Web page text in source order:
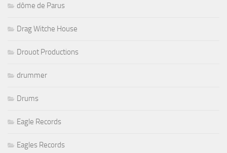
dôme de Parus
Drag Witche House
Drouot Productions
drummer
Drums
Eagle Records
Eagles Records